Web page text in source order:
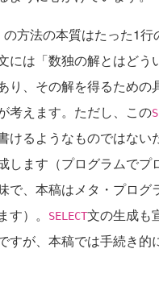
方法の本質はたった1行
には「数独の解とはどう
り、その解を得るための
考えます。ただし、この
けるようなものではない
します（プログラムでプ
で、本稿はメタ・プログ
）。
SELECT文の生成も
すが、本稿では手続き的